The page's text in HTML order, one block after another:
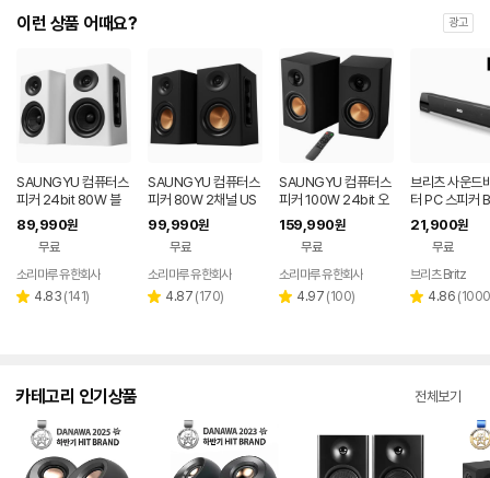
이런 상품 어때요? 광고
SAUNGYU 컴퓨터스
피커 24bit 80W 블
루투스 USB DAC AU
X 옵티컬 연결
89,990원
무료
소리마루 유한회사
별 4.83 리
(141)
SAUNGYU 컴퓨터스
피커 80W 2채널 US
B DAC 옵티컬 유선 연
결 블루투스 스피커
99,990원
무료
소리마루 유한회사
별 4.87 리
(170)
SAUNGYU 컴퓨터스
피커 100W 24bit 오
디오 2채널 PC 유선
블루투스 연결
159,990원
무료
소리마루 유한회사
별 4.97 리
(100)
브리츠 사운드
터 PC 스피커
21,900원
무료
브리츠 Britz
별 4.86 리
(1000
카테고리 인기상품 전체보기